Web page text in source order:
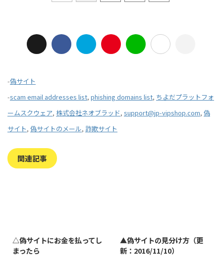
-偽サイト
-scam email addresses list, phishing domains list, ちよだプラットフォ
ームスクウェア, 株式会社ネオブラッド, support@jp-vipshop.com, 偽
サイト, 偽サイトのメール, 詐欺サイト
関連記事
△偽サイトにお金を払ってし
まったら
▲偽サイトの見分け方（更
新：2016/11/10）